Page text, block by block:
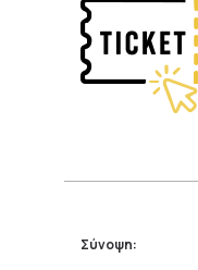
Σύνοψη: